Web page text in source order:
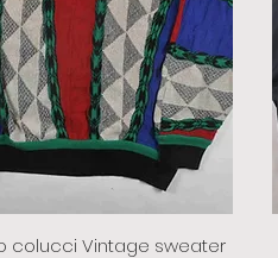
colucci Vintage sweater